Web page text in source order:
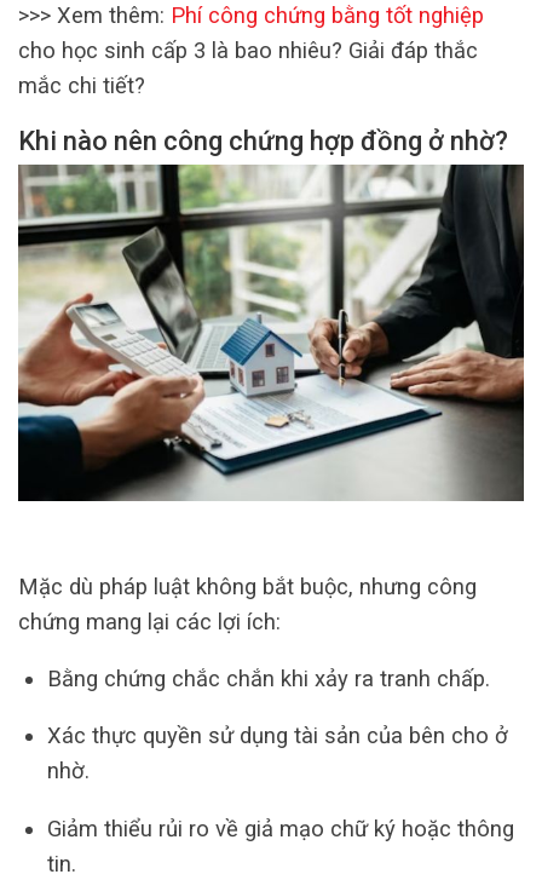
>>> Xem thêm: Phí công chứng bằng tốt nghiệp
cho học sinh cấp 3 là bao nhiêu? Giải đáp thắc
mắc chi tiết?
Khi nào nên công chứng hợp đồng ở nhờ?
Mặc dù pháp luật không bắt buộc, nhưng công
chứng mang lại các lợi ích:
Bằng chứng chắc chắn khi xảy ra tranh chấp.
Xác thực quyền sử dụng tài sản của bên cho ở
nhờ.
Giảm thiểu rủi ro về giả mạo chữ ký hoặc thông
tin.